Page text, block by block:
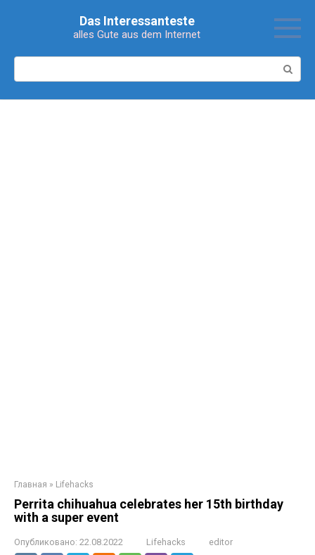
Das Interessanteste
alles Gute aus dem Internet
Главная » Lifehacks
Perrita chihuahua celebrates her 15th birthday
with a super event
Опубликовано: 22.08.2022 Lifehacks editor